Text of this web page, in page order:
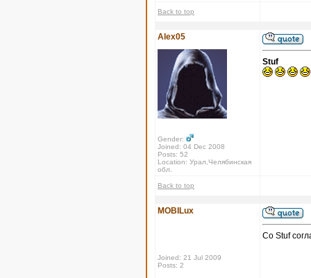
Back to top
Alex05
Gender:
Joined: 04 Dec 2008
Posts: 52
Location: Урал,Челябинская
обл.
Stuf
Back to top
MOBILux
Joined: 21 Jul 2009
Posts: 2
Со Stuf